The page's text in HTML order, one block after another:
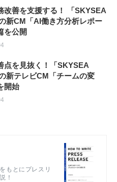
改善を支援する！ 「SKYSEA
新CM「AI働き方分析レポー
を公開
点を見抜く！「SKYSEA
新テレビCM「チームの変
開始
もとにプレスリ
！